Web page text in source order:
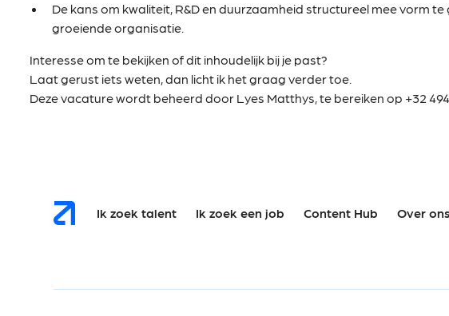
De kans om kwaliteit, R&D en duurzaamheid structureel mee vorm te
groeiende organisatie.
Interesse om te bekijken of dit inhoudelijk bij je past?
Laat gerust iets weten, dan licht ik het graag verder toe.
Deze vacature wordt beheerd door Lyes Matthys, te bereiken op +32 494
Ik zoek talent Ik zoek een job Content Hub Over ons